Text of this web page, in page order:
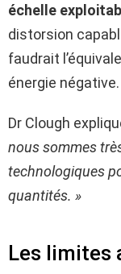
échelle
distorsion
faudrait
énergie négative.
Dr Clough
nous sommes
technologiques
quantités. »
Les limites